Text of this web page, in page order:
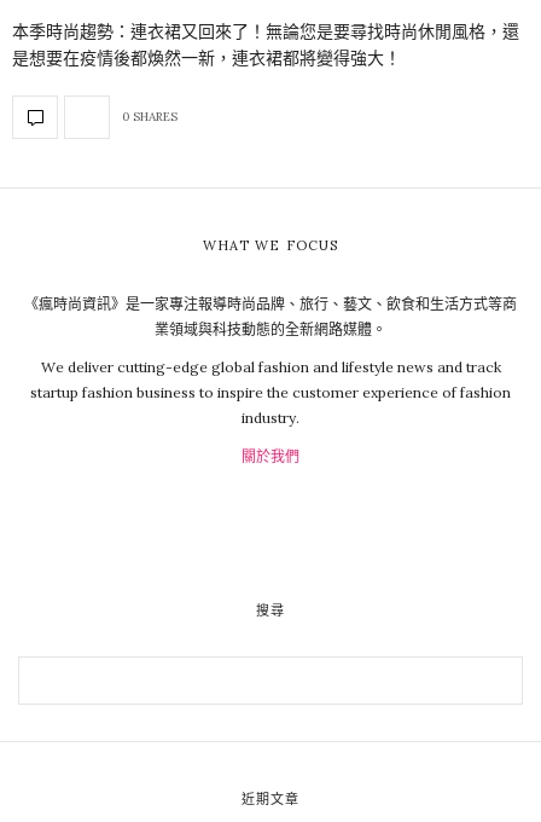
本季時尚趨勢：連衣裙又回來了！無論您是要尋找時尚休閒風格，還
是想要在疫情後都煥然一新，連衣裙都將變得強大！
0 SHARES
WHAT WE FOCUS
《瘋時尚資訊》是一家專注報導時尚品牌、旅行、藝文、飲食和生活方式等商
業領域與科技動態的全新網路媒體。
We deliver cutting-edge global fashion and lifestyle news and track
startup fashion business to inspire the customer experience of fashion
industry.
關於我們
搜尋
近期文章